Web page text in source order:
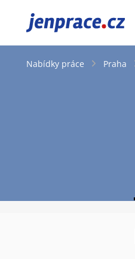
JenPráce.cz
Nabídky práce Praha